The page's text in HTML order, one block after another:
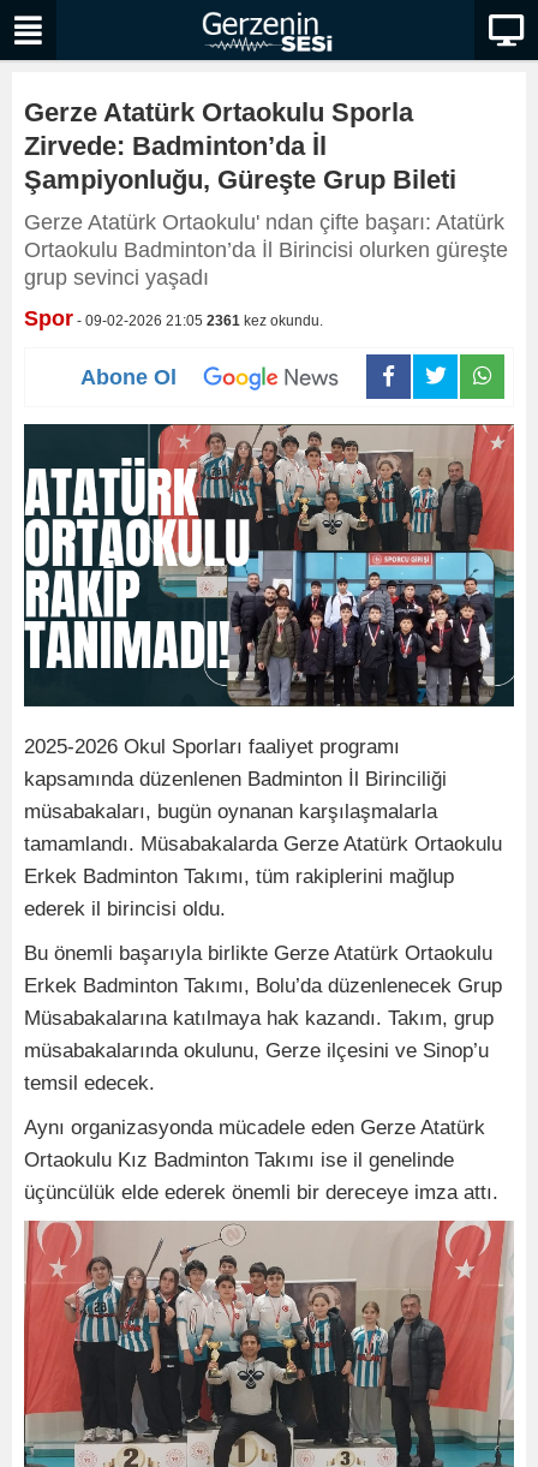
Gerze Atatürk Ortaokulu Sporla
Zirvede: Badminton’da İl
Şampiyonluğu, Güreşte Grup Bileti
Gerze Atatürk Ortaokulu' ndan çifte başarı: Atatürk
Ortaokulu Badminton’da İl Birincisi olurken güreşte
grup sevinci yaşadı
Spor - 09-02-2026 21:05 2361 kez okundu.
Abone Ol
2025-2026 Okul Sporları faaliyet programı
kapsamında düzenlenen Badminton İl Birinciliği
müsabakaları, bugün oynanan karşılaşmalarla
tamamlandı. Müsabakalarda Gerze Atatürk Ortaokulu
Erkek Badminton Takımı, tüm rakiplerini mağlup
ederek il birincisi oldu.
Bu önemli başarıyla birlikte Gerze Atatürk Ortaokulu
Erkek Badminton Takımı, Bolu’da düzenlenecek Grup
Müsabakalarına katılmaya hak kazandı. Takım, grup
müsabakalarında okulunu, Gerze ilçesini ve Sinop’u
temsil edecek.
Aynı organizasyonda mücadele eden Gerze Atatürk
Ortaokulu Kız Badminton Takımı ise il genelinde
üçüncülük elde ederek önemli bir dereceye imza attı.